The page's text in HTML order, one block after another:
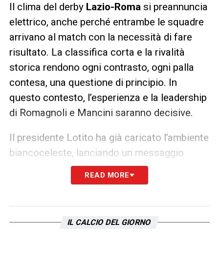
Il clima del derby Lazio-Romasi preannuncia
elettrico, anche perché entrambe le squadre
arrivano al match con la necessità di fare
risultato. La classifica corta e la rivalità
storica rendono ogni contrasto, ogni palla
contesa, una questione di principio. In
questo contesto, l’esperienza e la leadership
di Romagnoli e Mancini saranno decisive.
Il presidente Lotito ha già caricato l’ambiente
biancoceleste, lanciando un messaggio
chiaro: “Dovete dare tutto in questo derby.”
Un invito che risuona anche per Romagnoli,
suo successore) si affiderà al carattere di
READ MORE
IL CALCIO DEL GIORNO